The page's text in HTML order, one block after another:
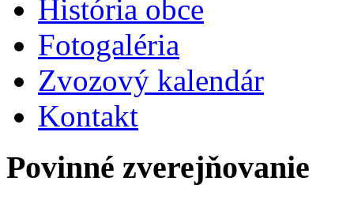
História obce
Fotogaléria
Zvozový kalendár
Kontakt
Povinné zverejňovanie